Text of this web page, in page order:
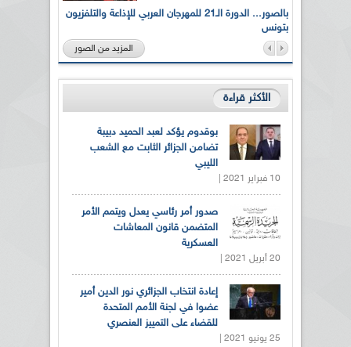
بالصور... الدورة الـ21 للمهرجان العربي للإذاعة والتلفزيون
بتونس
المزيد من الصور
الأكثر قراءة
بوقدوم يؤكد لعبد الحميد دبيبة
تضامن الجزائر الثابت مع الشعب
الليبي
10 فبراير 2021 |
صدور أمر رئاسي يعدل ويتمم الأمر
المتضمن قانون المعاشات
العسكرية
20 أبريل 2021 |
إعادة انتخاب الجزائري نور الدين أمير
عضوا في لجنة الأمم المتحدة
للقضاء على التمييز العنصري
25 يونيو 2021 |